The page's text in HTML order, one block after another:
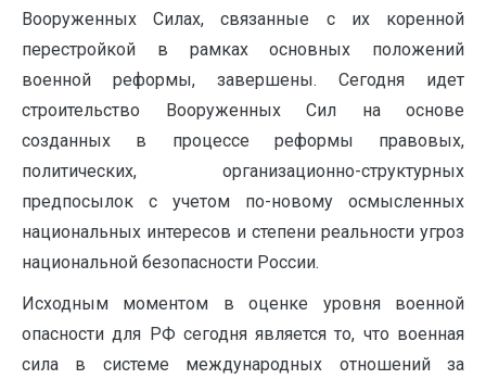
Вооруженных Силах, связанные с их коренной
перестройкой в рамках основных положений
военной реформы, завершены. Сегодня идет
строительство Вооруженных Сил на основе
созданных в процессе реформы правовых,
политических, организационно-структурных
предпосылок с учетом по-новому осмысленных
национальных интересов и степени реальности угроз
национальной безопасности России.
Исходным моментом в оценке уровня военной
опасности для РФ сегодня является то, что военная
сила в системе международных отношений за